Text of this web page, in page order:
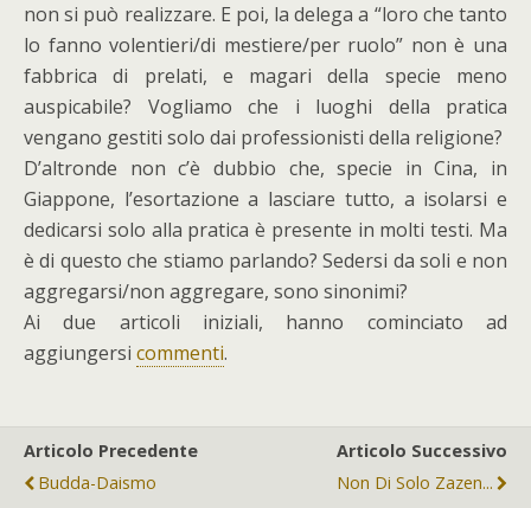
non si può realizzare. E poi, la delega a “loro che tanto
lo fanno volentieri/di mestiere/per ruolo” non è una
fabbrica di prelati, e magari della specie meno
auspicabile? Vogliamo che i luoghi della pratica
vengano gestiti solo dai professionisti della religione?
D’altronde non c’è dubbio che, specie in Cina, in
Giappone, l’esortazione a lasciare tutto, a isolarsi e
dedicarsi solo alla pratica è presente in molti testi. Ma
è di questo che stiamo parlando? Sedersi da soli e non
aggregarsi/non aggregare, sono sinonimi?
Ai due articoli iniziali, hanno cominciato ad
aggiungersi commenti.
Articolo Precedente
Budda-Daismo
Articolo Successivo
Non Di Solo Zazen...